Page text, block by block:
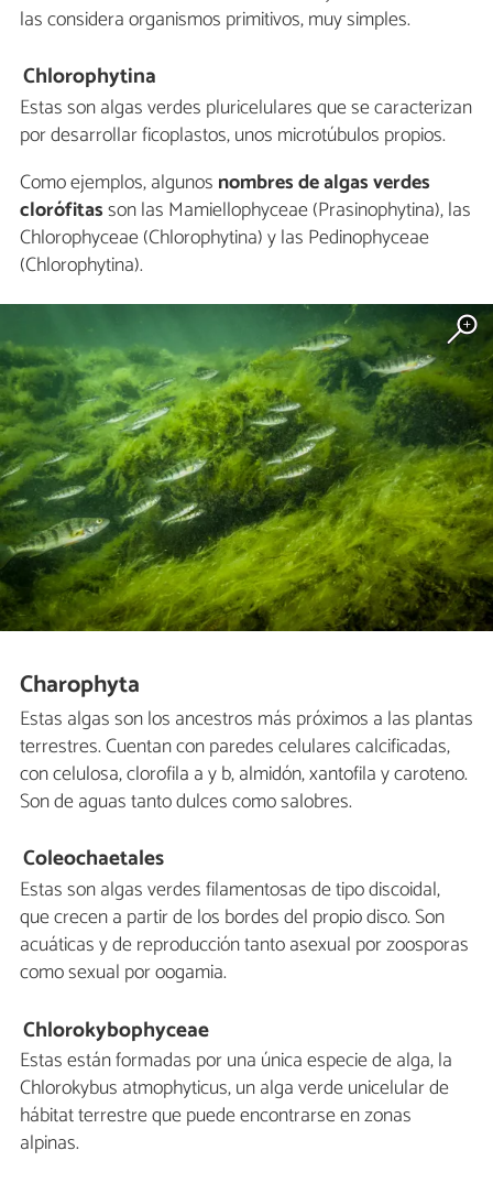
las considera organismos primitivos, muy simples.
Chlorophytina
Estas son algas verdes pluricelulares que se caracterizan
por desarrollar ficoplastos, unos microtúbulos propios.
Como ejemplos, algunos nombres de algas verdes
clorófitasson las Mamiellophyceae (Prasinophytina), las
Chlorophyceae (Chlorophytina) y las Pedinophyceae
(Chlorophytina).
Charophyta
Estas algas son los ancestros más próximos a las plantas
terrestres. Cuentan con paredes celulares calcificadas,
con celulosa, clorofila a y b, almidón, xantofila y caroteno.
Son de aguas tanto dulces como salobres.
Coleochaetales
Estas son algas verdes filamentosas de tipo discoidal,
que crecen a partir de los bordes del propio disco. Son
acuáticas y de reproducción tanto asexual por zoosporas
como sexual por oogamia.
Chlorokybophyceae
Estas están formadas por una única especie de alga, la
Chlorokybus atmophyticus, un alga verde unicelular de
hábitat terrestre que puede encontrarse en zonas
alpinas.